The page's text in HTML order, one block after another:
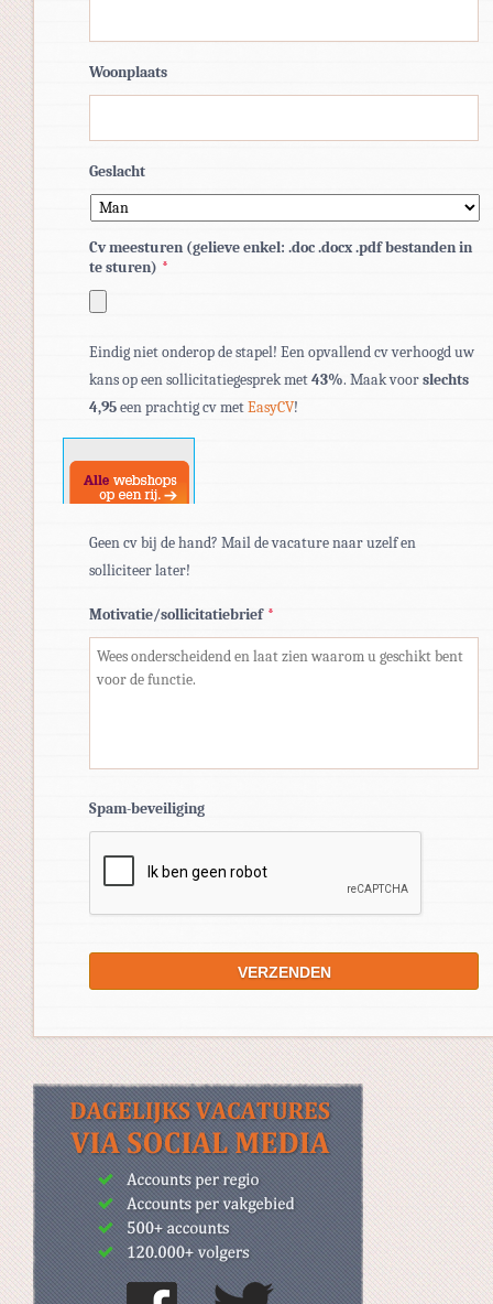
Woonplaats
Geslacht
Cv meesturen (gelieve enkel: .doc .docx .pdf bestanden in
te sturen) *
bestandstypen:
pdf,
doc,
docx.
Eindig niet onderop de stapel! Een opvallend cv verhoogd uw
kans op een sollicitatiegesprek met43%. Maak voorslechts
4,95een prachtig cv metEasyCV!
Geen cv bij de hand? Mail de vacature naar uzelf en
solliciteer later!
Motivatie/sollicitatiebrief *
Spam-beveiliging